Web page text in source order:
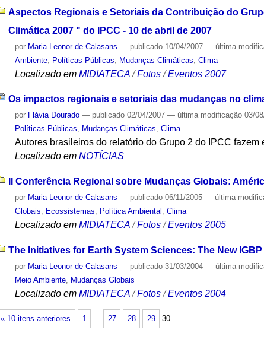
Aspectos Regionais e Setoriais da Contribuição do
Climática 2007 " do IPCC - 10 de abril de 2007
por Maria Leonor de Calasans — publicado 10/04/2007— última
Ambiente Políticas Públicas Mudanças Climáticas ,Clima
Localizado em MIDIATECA /Fotos /Eventos 2007
Os impactos regionais e setoriais das mudanças no
por Flávia Dourado — publicado 02/04/2007— última modificação 03/
Políticas Públicas, Mudanças Climáticas,Clima
Autores brasileiros do relatório do Grupo 2 do IPCC fazem
Localizado em NOTÍCIAS
II Conferência Regional sobre Mudanças Globais:
por Maria Leonor de Calasans — publicado 06/11/2005— última
Globais
Ecossistemas Política Ambiental ,Clima
Localizado em MIDIATECA /Fotos /Eventos 2005
The Initiatives for Earth System Sciences: The New
por Maria Leonor de Calasans — publicado 31/03/2004— última
Meio Ambiente Mudanças Globais
Localizado em MIDIATECA /Fotos /Eventos 2004
« 10 itens anteriores 1 27 28 29 30